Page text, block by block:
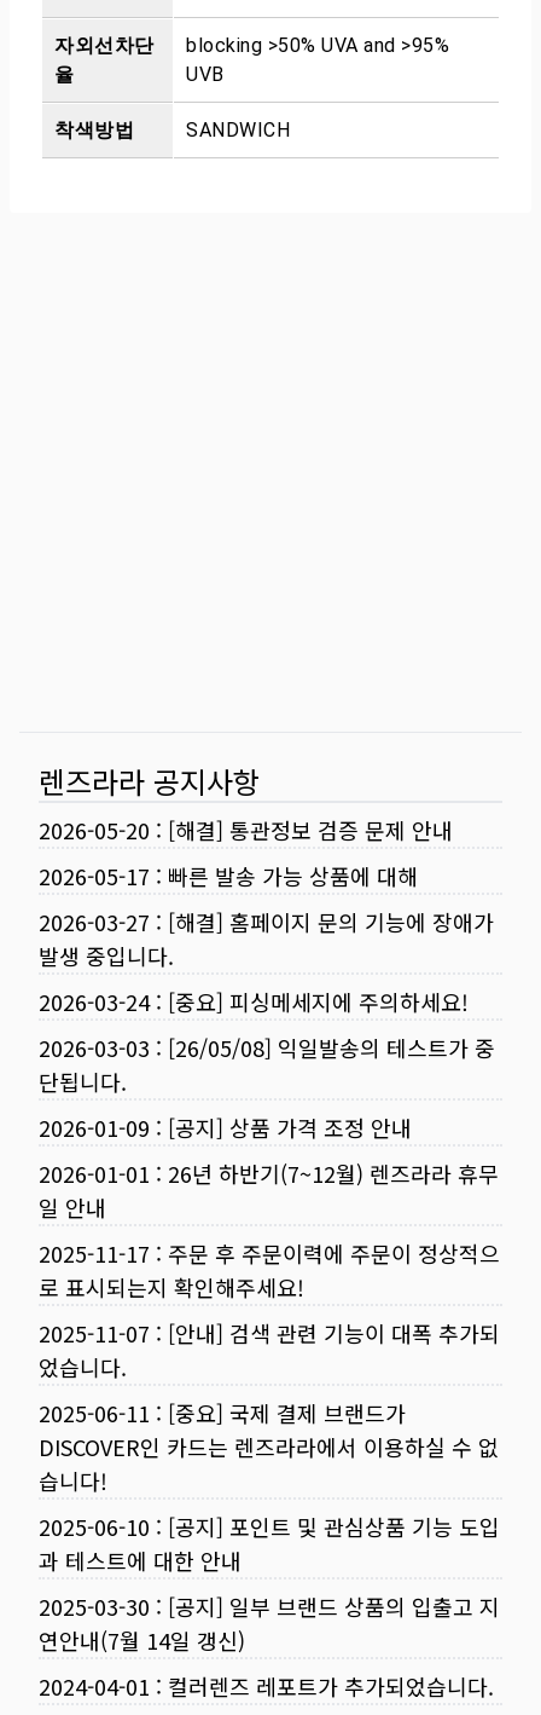
자외선차단
율
blocking >50% UVA and >95%
UVB
착색방법 SANDWICH
렌즈라라 공지사항
2026-05-20 : [해결] 통관정보 검증 문제 안내
2026-05-17 : 빠른 발송 가능 상품에 대해
2026-03-27 : [해결] 홈페이지 문의 기능에 장애가
발생 중입니다.
2026-03-24: [중요] 피싱메세지에 주의하세요!
2026-03-03 : [26/05/08] 익일발송의 테스트가 중
단됩니다.
2026-01-09 : [공지] 상품 가격 조정 안내
2026-01-01 : 26년 하반기(7~12월) 렌즈라라 휴무
일 안내
2025-11-17 : 주문 후 주문이력에 주문이 정상적으
로 표시되는지 확인해주세요!
2025-11-07 : [안내] 검색 관련 기능이 대폭 추가되
었습니다.
2025-06-11 : [중요] 국제 결제 브랜드가
DISCOVER인 카드는 렌즈라라에서 이용하실 수 없
습니다!
2025-06-10 : [공지] 포인트 및 관심상품 기능 도입
과 테스트에 대한 안내
2025-03-30 : [공지] 일부 브랜드 상품의 입출고 지
연안내(7월 14일 갱신)
2024-04-01 : 컬러렌즈 레포트가 추가되었습니다.